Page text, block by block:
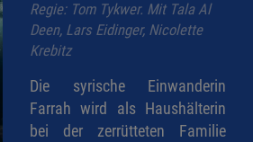
Regie: Tom Tykwer. Mit Tala Al
Deen, Lars Eidinger, Nicolette
Krebitz
Die syrische Einwanderin
Farrah wird als Haushälterin
bei der zerrütteten Familie